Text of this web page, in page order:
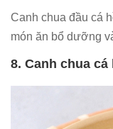
Canh chua đầu cá
món ăn bổ dưỡng
8. Canh chua cá